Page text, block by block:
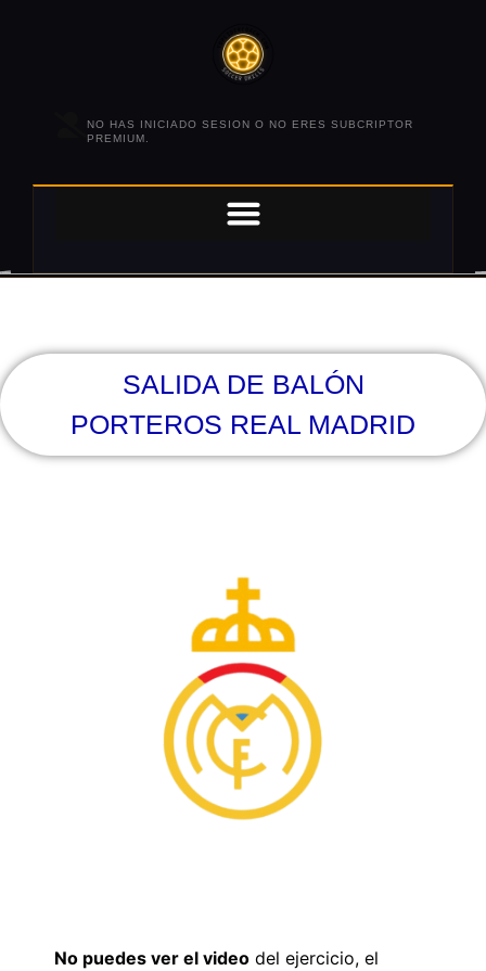
NO HAS INICIADO SESION O NO ERES SUBCRIPTOR
PREMIUM.
SALIDA DE BALÓN
PORTEROS REAL MADRID
No puedes ver el video del ejercicio, el